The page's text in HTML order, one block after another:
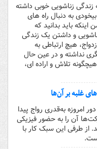
زندگی زناشویی خوبی داشته
به دنبال راه های
باید بدانید که
و داشتن یک زندگی
هیچ ارتباطی به
نداشته و در عین حال
تلاش و اراده ای،
غلبه بر آن‌ها
دور امروزه به‌قدری رواج پیدا
آن را به حضور فیزیکی
از طرفی این سبک کار با